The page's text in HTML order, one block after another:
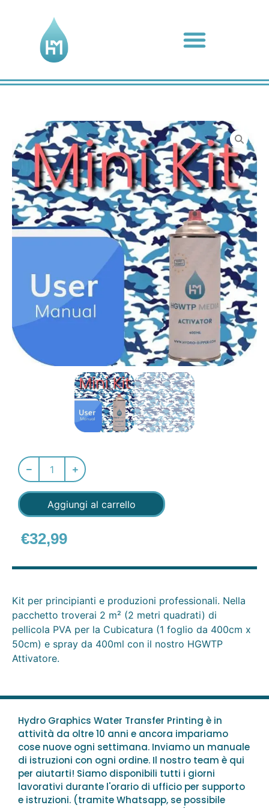
Aggiungi al carrello
€32,99
Kit per principianti e produzioni professionali. Nella
pacchetto troverai 2 m² (2 metri quadrati) di
pellicola PVA per la Cubicatura (1 foglio da 400cm x
50cm) e spray da 400ml con il nostro HGWTP
Attivatore.
Hydro Graphics Water Transfer Printing è in
attività da oltre 10 anni e ancora impariamo
cose nuove ogni settimana. Inviamo un manuale
di istruzioni con ogni ordine. Il nostro team è qui
per aiutarti! Siamo disponibili tutti i giorni
lavorativi durante l'orario di ufficio per supporto
e istruzioni. (tramite Whatsapp, se possibile